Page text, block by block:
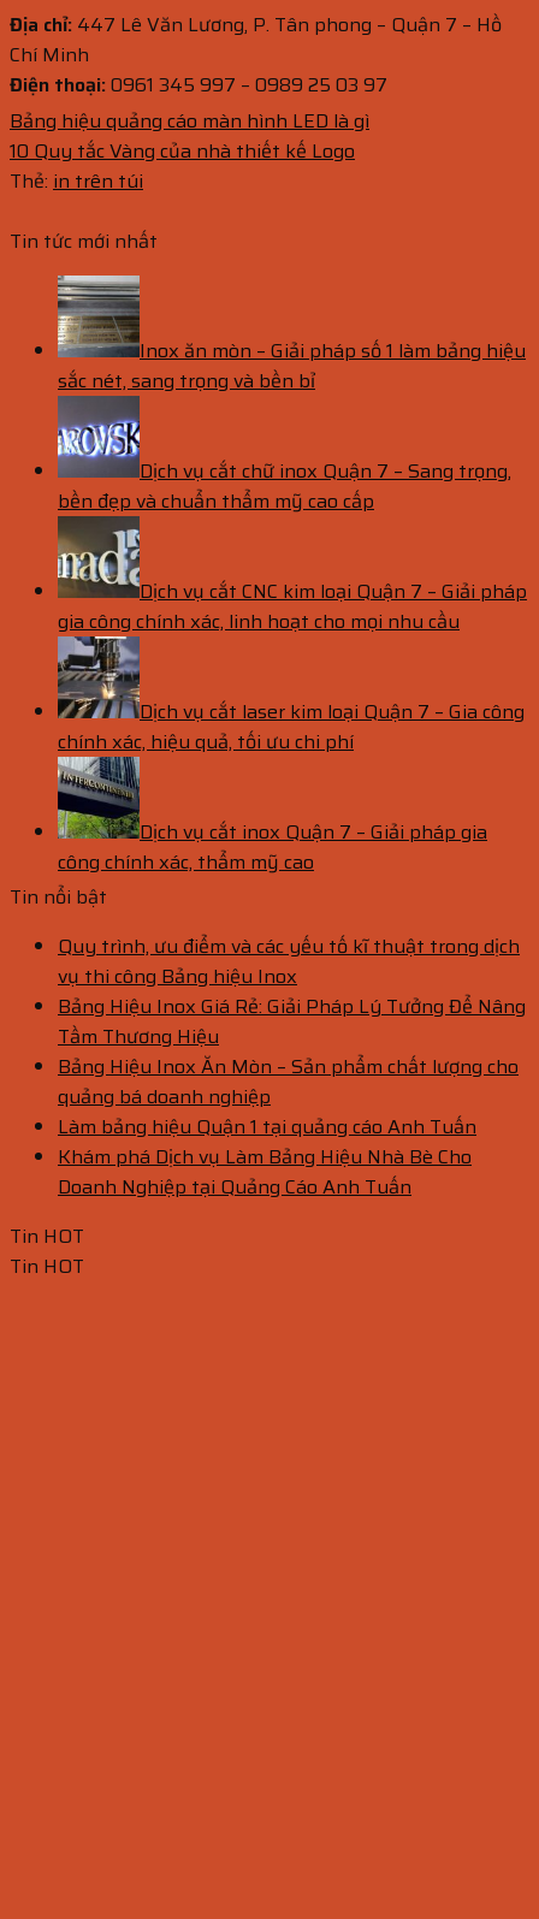
Địa chỉ: 447 Lê Văn Lương, P. Tân phong – Quận 7 – Hồ
Chí Minh
Điện thoại:0961 345 997 – 0989 25 03 97
Bảng hiệu quảng cáo màn hình LED là gì
10 Quy tắc Vàng của nhà thiết kế Logo
Thẻ: in trên túi
Tin tức mới nhất
Inox ăn mòn – Giải pháp số 1 làm bảng hiệu
sắc nét, sang trọng và bền bỉ
Dịch vụ cắt chữ inox Quận 7 – Sang trọng,
bền đẹp và chuẩn thẩm mỹ cao cấp
Dịch vụ cắt CNC kim loại Quận 7 – Giải pháp
gia công chính xác, linh hoạt cho mọi nhu cầu
Dịch vụ cắt laser kim loại Quận 7 – Gia công
chính xác, hiệu quả, tối ưu chi phí
Dịch vụ cắt inox Quận 7 – Giải pháp gia
công chính xác, thẩm mỹ cao
Tin nổi bật
Quy trình, ưu điểm và các yếu tố kĩ thuật trong dịch
vụ thi công Bảng hiệu Inox
Bảng Hiệu Inox Giá Rẻ: Giải Pháp Lý Tưởng Để Nâng
Tầm Thương Hiệu
Bảng Hiệu Inox Ăn Mòn – Sản phẩm chất lượng cho
quảng bá doanh nghiệp
Làm bảng hiệu Quận 1 tại quảng cáo Anh Tuấn
Khám phá Dịch vụ Làm Bảng Hiệu Nhà Bè Cho
Doanh Nghiệp tại Quảng Cáo Anh Tuấn
Tin HOT
Tin HOT